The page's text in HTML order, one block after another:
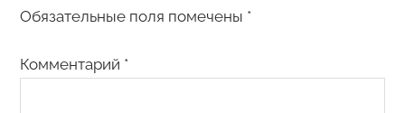
Обязательные поля помечены *
Комментарий *